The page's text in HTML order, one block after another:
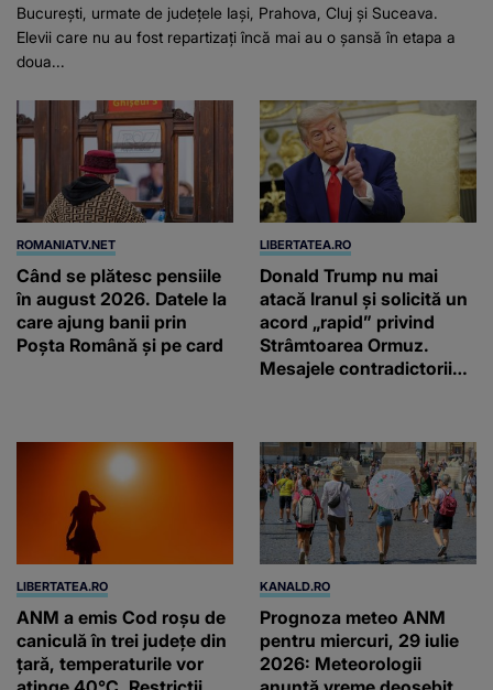
București, urmate de județele Iași, Prahova, Cluj și Suceava.
Elevii care nu au fost repartizați încă mai au o șansă în etapa a
doua...
ROMANIATV.NET
Când se plătesc pensiile
în august 2026. Datele la
care ajung banii prin
Poșta Română și pe card
LIBERTATEA.RO
Donald Trump nu mai
atacă Iranul și solicită un
acord „rapid” privind
Strâmtoarea Ormuz.
Mesajele contradictorii
LIBERTATEA.RO
ANM a emis Cod roșu de
caniculă în trei județe din
țară, temperaturile vor
KANALD.RO
Prognoza meteo ANM
pentru miercuri, 29 iulie
2026: Meteorologii